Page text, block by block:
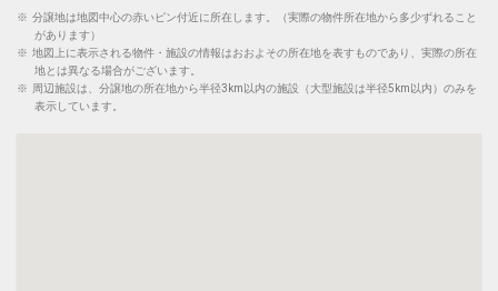
※ 分譲地は地図中心の赤いピン付近に所在します。（実際の物件所在地から多少ずれること
があります）
※ 地図上に表示される物件・施設の情報はおおよその所在地を表すものであり、実際の所在
地とは異なる場合がございます。
※ 周辺施設は、分譲地の所在地から半径3km以内の施設（大型施設は半径5km以内）のみを
表示しています。